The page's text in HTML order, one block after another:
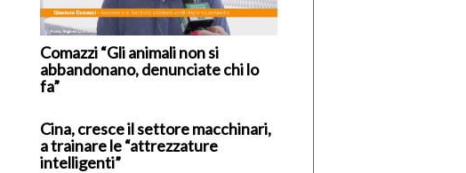
Comazzi “Gli animali non si
abbandonano, denunciate chi lo
fa”
Cina, cresce il settore macchinari,
a trainare le “attrezzature
intelligenti”